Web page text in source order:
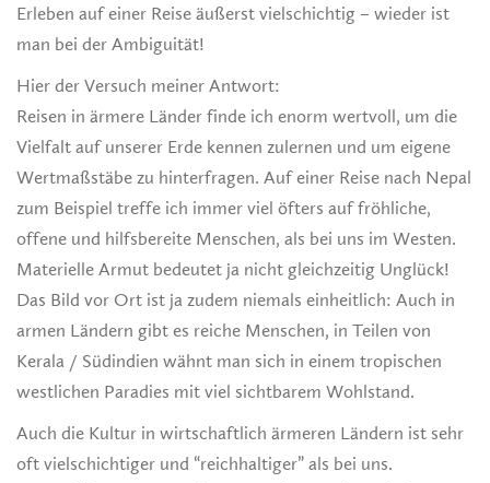
Erleben auf einer Reise äußerst vielschichtig – wieder ist
man bei der Ambiguität!
Hier der Versuch meiner Antwort:
Reisen in ärmere Länder finde ich enorm wertvoll, um die
Vielfalt auf unserer Erde kennen zulernen und um eigene
Wertmaßstäbe zu hinterfragen. Auf einer Reise nach Nepal
zum Beispiel treffe ich immer viel öfters auf fröhliche,
offene und hilfsbereite Menschen, als bei uns im Westen.
Materielle Armut bedeutet ja nicht gleichzeitig Unglück!
Das Bild vor Ort ist ja zudem niemals einheitlich: Auch in
armen Ländern gibt es reiche Menschen, in Teilen von
Kerala / Südindien wähnt man sich in einem tropischen
westlichen Paradies mit viel sichtbarem Wohlstand.
Auch die Kultur in wirtschaftlich ärmeren Ländern ist sehr
oft vielschichtiger und “reichhaltiger” als bei uns.